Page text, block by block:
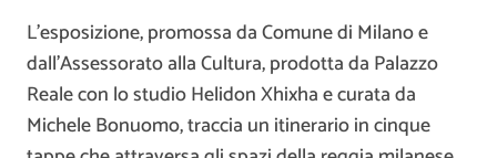
L’esposizione, promossa da Comune di Milano e
dall’Assessorato alla Cultura, prodotta da Palazzo
Reale con lo studio Helidon Xhixha e curata da
Michele Bonuomo, traccia un itinerario in cinque